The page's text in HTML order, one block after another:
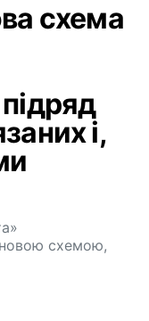
схема
і,
схемою,